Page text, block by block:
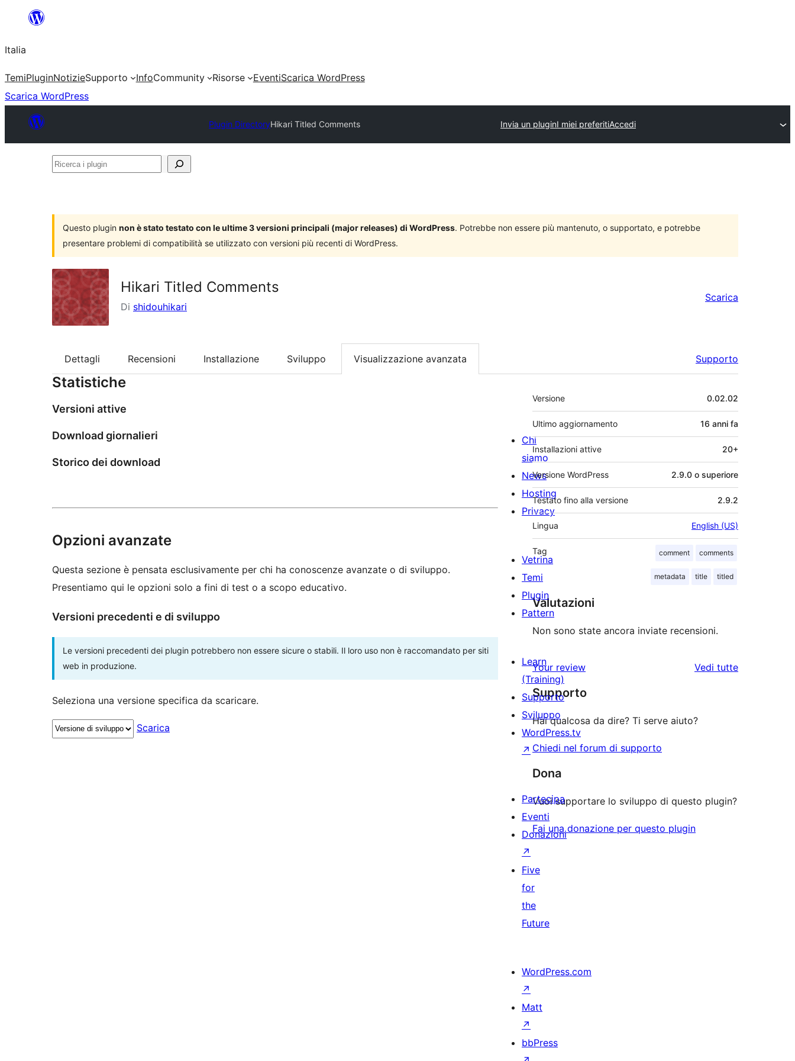
contenuto
Italia
TemiPluginNotizieSupporto InfoCommunity Risorse EventiScarica WordPress
Scarica WordPress
Plugin DirectoryHikari Titled Comments Invia un pluginI miei preferitiAccedi
Ricerca
Questo plugin non è stato testato con le ultime 3 versioni principali (major releases) di WordPress. Potrebbe non essere più mantenuto, o supportato, e potrebbe
presentare problemi di compatibilità se utilizzato con versioni più recenti di WordPress.
Hikari Titled Comments
Di shidouhikari
Scarica
Dettagli Recensioni Installazione Sviluppo Visualizzazione avanzata Supporto
Statistiche
Versioni attive
Download giornalieri
Storico dei download
Opzioni avanzate
Questa sezione è pensata esclusivamente per chi ha conoscenze avanzate o di sviluppo.
Presentiamo qui le opzioni solo a fini di test o a scopo educativo.
Versioni precedenti e di sviluppo
Le versioni precedenti dei plugin potrebbero non essere sicure o stabili. Il loro uso non è raccomandato per siti
web in produzione.
Seleziona una versione specifica da scaricare.
Scarica
Meta
Versione 0.02.02
Ultimo aggiornamento 16 anni fa
Installazioni attive 20+
Versione WordPress 2.9.0 o superiore
Testato fino alla versione 2.9.2
Lingua English (US)
Tag comment comments
metadata title titled
Valutazioni
Non sono state ancora inviate recensioni.
Your review Vedi tuttele
Supporto
Hai qualcosa da dire? Ti serve aiuto?
Chiedi nel forum di supporto
Dona
Vuoi supportare lo sviluppo di questo plugin?
Fai una donazione per questo plugin
Chi
siamo
News
Hosting
Privacy
Vetrina
Temi
Plugin
Pattern
Learn
(Training)
Supporto
Sviluppo
WordPress.tv
↗
Partecipa
Eventi
Donazioni
↗
Five
for
the
Future
WordPress.com
↗
Matt
↗
bbPress